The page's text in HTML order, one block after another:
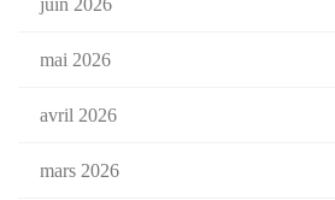
mai 2026
avril 2026
mars 2026